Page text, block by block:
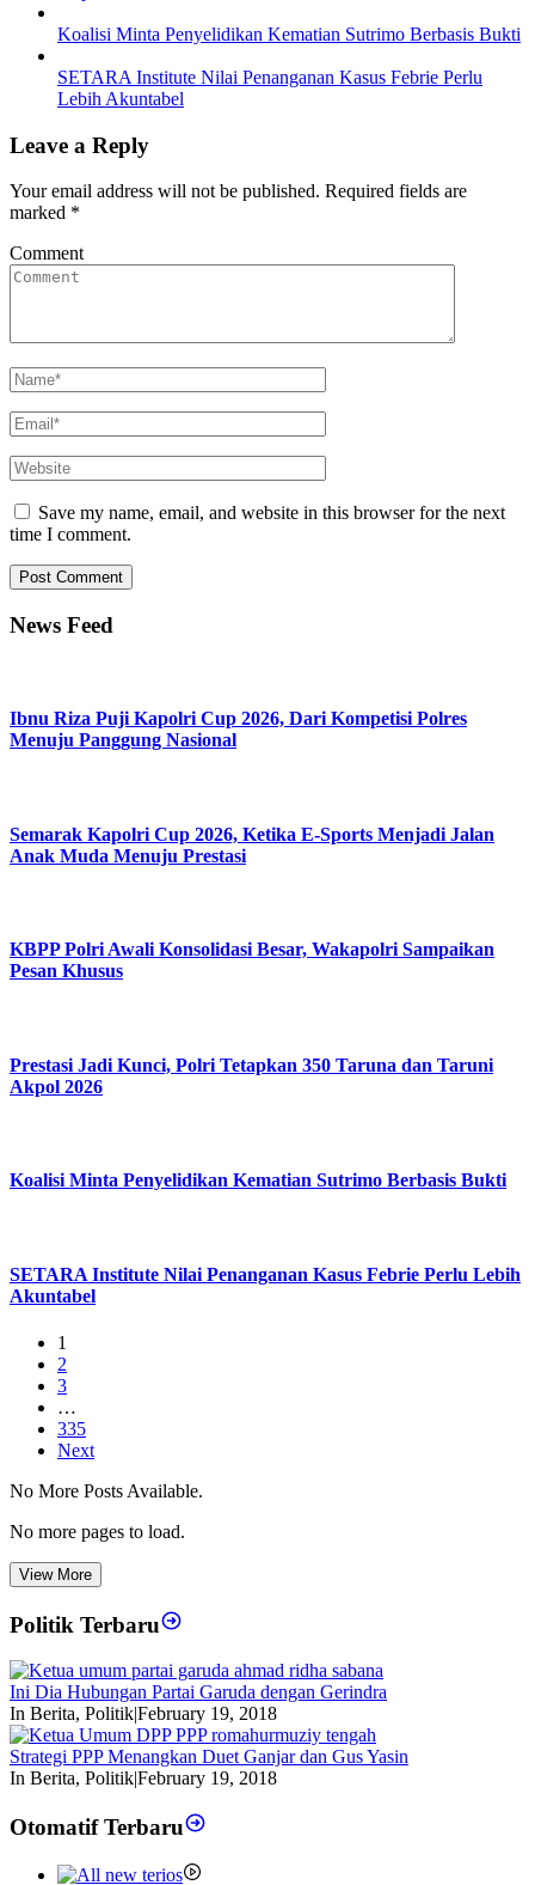
Koalisi Minta Penyelidikan Kematian Sutrimo Berbasis Bukti
SETARA Institute Nilai Penanganan Kasus Febrie Perlu
Lebih Akuntabel
Leave a Reply
Your email address will not be published. Required fields are
marked *
Comment
Save my name, email, and website in this browser for the next
time I comment.
News Feed
Ibnu Riza Puji Kapolri Cup 2026, Dari Kompetisi Polres
Menuju Panggung Nasional
Semarak Kapolri Cup 2026, Ketika E-Sports Menjadi Jalan
Anak Muda Menuju Prestasi
KBPP Polri Awali Konsolidasi Besar, Wakapolri Sampaikan
Pesan Khusus
Prestasi Jadi Kunci, Polri Tetapkan 350 Taruna dan Taruni
Akpol 2026
Koalisi Minta Penyelidikan Kematian Sutrimo Berbasis Bukti
SETARA Institute Nilai Penanganan Kasus Febrie Perlu Lebih
Akuntabel
1
2
3
…
335
Next
No More Posts Available.
No more pages to load.
View More
Politik Terbaru
Ini Dia Hubungan Partai Garuda dengan Gerindra
In Berita, Politik|February 19, 2018
Strategi PPP Menangkan Duet Ganjar dan Gus Yasin
In Berita, Politik|February 19, 2018
Otomatif Terbaru